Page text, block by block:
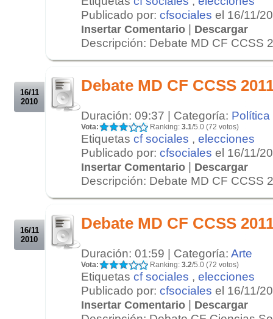
Publicado por: cfsociales el 16/11/
Insertar Comentario | Descargar
Descripción: Debate MD CF CCSS
16/11
2010
Debate MD CF CCSS
Duración: 09:37 | Categoría: Política
Vota: Ranking: 3.1/5.0 (72 votos)
Etiquetas cf sociales , elecciones
Publicado por: cfsociales el 16/11/
Insertar Comentario | Descargar
Descripción: Debate MD CF CCSS
16/11
2010
Debate MD CF CCSS
Duración: 01:59 | Categoría: Arte
Vota: Ranking: 3.2/5.0 (72 votos)
Etiquetas cf sociales , elecciones
Publicado por: cfsociales el 16/11/
Insertar Comentario | Descargar